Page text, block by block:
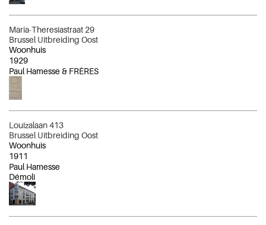
Maria-Theresiastraat 29
Brussel Uitbreiding Oost
Woonhuis
1929
Paul Hamesse & FRÈRES
Louizalaan 413
Brussel Uitbreiding Oost
Woonhuis
1911
Paul Hamesse
Démoli